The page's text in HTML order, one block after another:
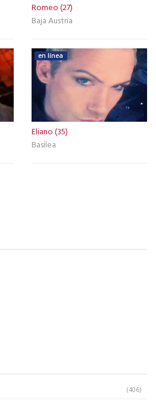
Romeo (27)
Baja Austria
en línea
Eliano (35)
Basilea
(406)